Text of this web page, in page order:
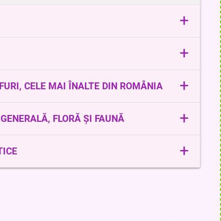
+
+
CELE MAI ÎNALTE DIN ROMÂNIA +
lume
FLORĂ ȘI FAUNĂ +
+